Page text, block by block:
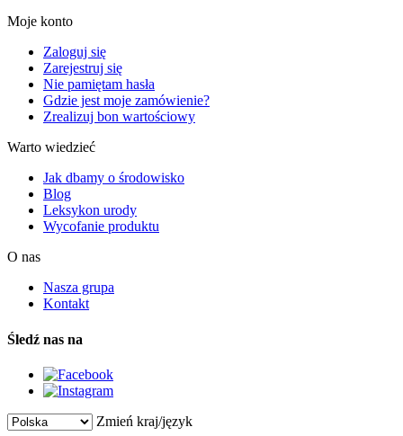
Moje konto
Zaloguj się
Zarejestruj się
Nie pamiętam hasła
Gdzie jest moje zamówienie?
Zrealizuj bon wartościowy
Warto wiedzieć
Jak dbamy o środowisko
Blog
Leksykon urody
Wycofanie produktu
O nas
Nasza grupa
Kontakt
Śledź nas na
Zmień kraj/język